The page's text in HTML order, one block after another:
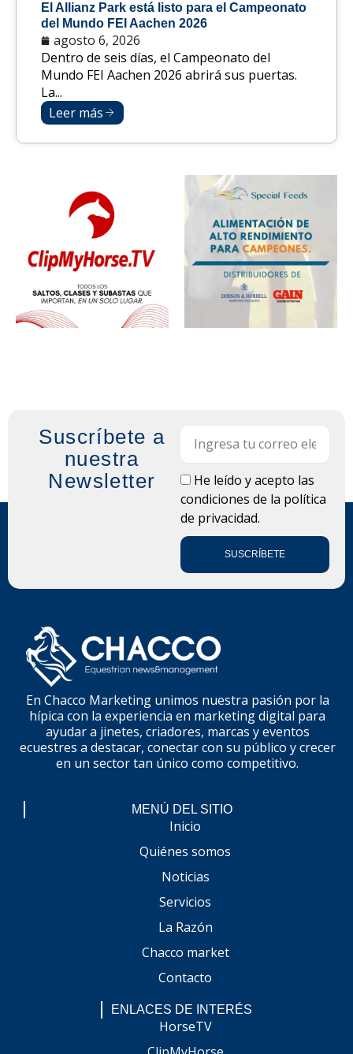
El Allianz Park está listo para el Campeonato
del Mundo FEI Aachen 2026
agosto 6, 2026
Dentro de seis días, el Campeonato del
Mundo FEI Aachen 2026 abrirá sus puertas.
La...
Leer más
Suscríbete a
nuestra
Newsletter
LOPDHe leído y acepto las
condiciones de la política
de privacidad.
SUSCRÍBETE
En Chacco Marketing unimos nuestra pasión por la
hípica con la experiencia en marketing digital para
ayudar a jinetes, criadores, marcas y eventos
ecuestres a destacar, conectar con su público y crecer
en un sector tan único como competitivo.
MENÚ DEL SITIO
Inicio
Quiénes somos
Noticias
Servicios
La Razón
Chacco market
Contacto
ENLACES DE INTERÉS
HorseTV